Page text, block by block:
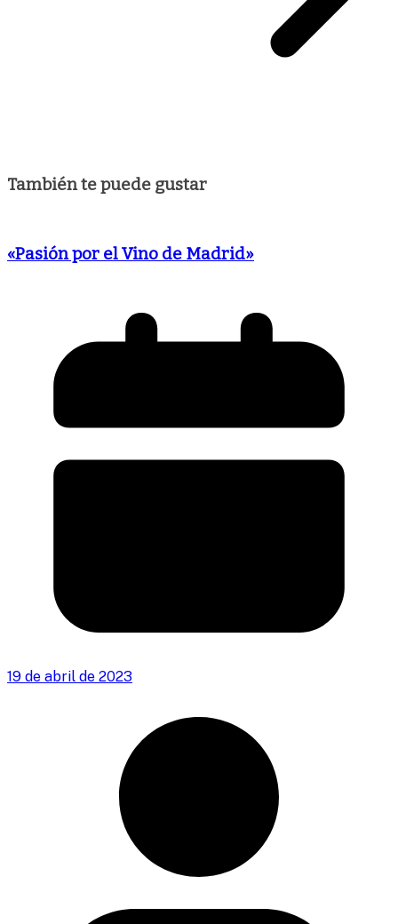
También te puede gustar
«Pasión por el Vino de Madrid»
19 de abril de 2023